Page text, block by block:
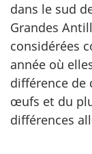
dans le sud
Grandes
considérées
année où
différence de
œufs et du
différences